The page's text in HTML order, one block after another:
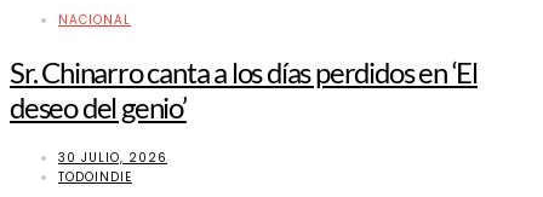
NACIONAL
Sr. Chinarro canta a los días perdidos en ‘El
deseo del genio’
30 JULIO, 2026
TODOINDIE